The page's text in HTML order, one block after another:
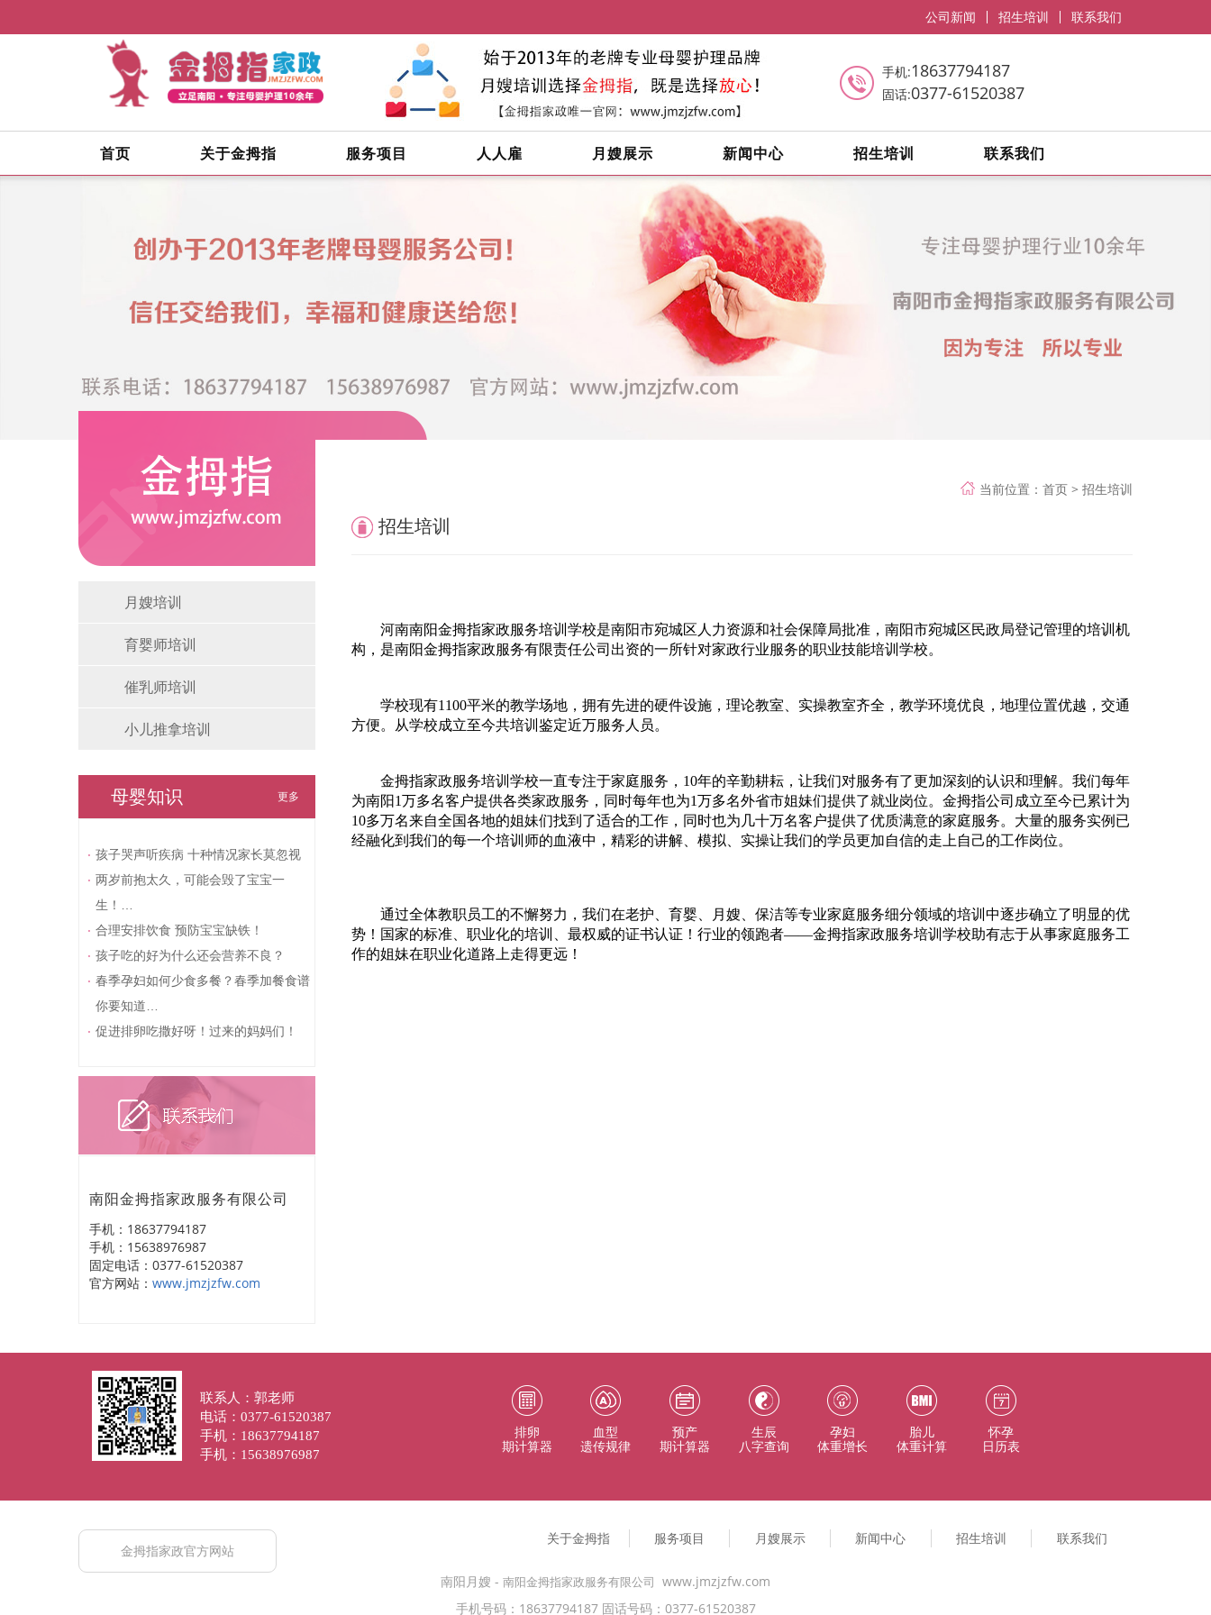
联系我们
招生培训
公司新闻
手机:18637794187
固话:0377-61520387
首页 关于金拇指 服务项目 人人雇 月嫂展示 新闻中心 招生培训 联系我们
当前位置： 首页 > 招生培训
招生培训
河南南阳金拇指家政服务培训学校是南阳市宛城区人力资源和社会保障局批准，南阳市宛城区民政局登记管理的培训机
构，是南阳金拇指家政服务有限责任公司出资的一所针对家政行业服务的职业技能培训学校。
学校现有1100平米的教学场地，拥有先进的硬件设施，理论教室、实操教室齐全，教学环境优良，地理位置优越，交通
方便。从学校成立至今共培训鉴定近万服务人员。
金拇指家政服务培训学校一直专注于家庭服务，10年的辛勤耕耘，让我们对服务有了更加深刻的认识和理解。我们每年
为南阳1万多名客户提供各类家政服务，同时每年也为1万多名外省市姐妹们提供了就业岗位。金拇指公司成立至今已累计为
10多万名来自全国各地的姐妹们找到了适合的工作，同时也为几十万名客户提供了优质满意的家庭服务。大量的服务实例已
经融化到我们的每一个培训师的血液中，精彩的讲解、模拟、实操让我们的学员更加自信的走上自己的工作岗位。
通过全体教职员工的不懈努力，我们在老护、育婴、月嫂、保洁等专业家庭服务细分领域的培训中逐步确立了明显的优
势！国家的标准、职业化的培训、最权威的证书认证！行业的领跑者——金拇指家政服务培训学校助有志于从事家庭服务工
作的姐妹在职业化道路上走得更远！
月嫂培训
育婴师培训
催乳师培训
小儿推拿培训
母婴知识 更多
孩子哭声听疾病 十种情况家长莫忽视
两岁前抱太久，可能会毁了宝宝一
生！…
合理安排饮食 预防宝宝缺铁！
孩子吃的好为什么还会营养不良？
春季孕妇如何少食多餐？春季加餐食谱
你要知道…
促进排卵吃撒好呀！过来的妈妈们！
南阳金拇指家政服务有限公司
手机：18637794187
手机：15638976987
固定电话：0377-61520387
官方网站： www.jmzjzfw.com
联系人：郭老师
电话：0377-61520387
手机：18637794187
手机：15638976987
排卵
期计算器
血型
遗传规律
预产
期计算器
生辰
八字查询
孕妇
体重增长
胎儿
体重计算
怀孕
日历表
金拇指家政官方网站
关于金拇指 服务项目 月嫂展示 新闻中心 招生培训 联系我们
南阳月嫂 - 南阳金拇指家政服务有限公司 www.jmzjzfw.com
手机号码：18637794187 固话号码：0377-61520387